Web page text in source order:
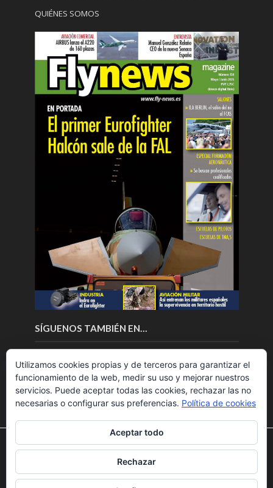
QUIÉNES SOMOS
SÍGUENOS TAMBIÉN EN…
Copyright © 2018.Fly News.Noticias aerospacial
UAS aviación comercial
Utilizamos cookies para ofrecerte la mejor experiencia en
nuestra web.
Puedes aprender más sobre qué cookies utilizamos o
desactivarlas en losajustes.
Utilizamos cookies propias y de terceros para garantizar el
funcionamiento de la web, medir su uso y mejorar nuestros
servicios. Puede aceptar todas las cookies, rechazar las no
necesarias o configurar sus preferencias. Política de cookies
Aceptar todo
Rechazar